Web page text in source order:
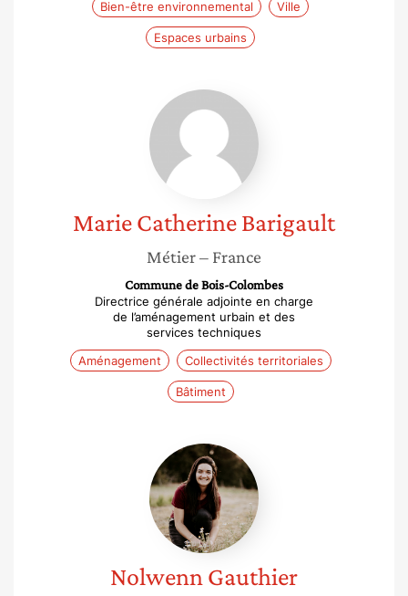
Bien-être environnemental Ville
Espaces urbains
Marie
Catherine
Barigault
Marie CatherineBarigault
Métier– France
Commune de Bois-Colombes
Directrice générale adjointe en charge
de l’aménagement urbain et des
services techniques
Aménagement
Collectivités territoriales
Bâtiment
Nolwenn
Gauthier
Nolwenn Gauthier